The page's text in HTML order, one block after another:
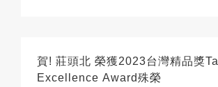
賀! 莊頭北 榮獲2023台灣精品獎
Excellence Award殊榮